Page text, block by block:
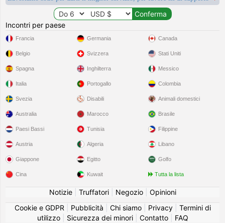
Incontri per paese
Francia
Belgio
Spagna
Italia
Svezia
Germania
Svizzera
Inghilterra
Portogallo
Disabili
Canada
Stati Uniti
Messico
Colombia
Animali domestici
Australia
Paesi Bassi
Austria
Giappone
Cina
Marocco
Tunisia
Algeria
Egitto
Kuwait
Brasile
Filippine
Libano
Golfo
Tutta la lista
Notizie| Truffatori| Negozio| Opinioni
Cookie e GDPR
Pubblicità Chi siamo| Privacy| Termini di
utilizzo| Sicurezza dei minori| Contatto| FAQ